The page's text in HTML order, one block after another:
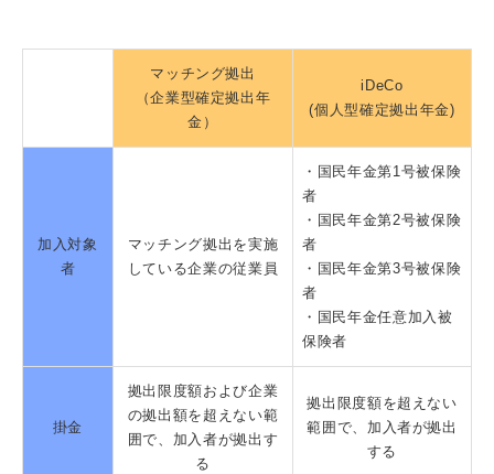
マッチング拠出
（企業型確定拠出年
金）
iDeCo
(個人型確定拠出年金)
加入対象
者
マッチング拠出を実施
している企業の従業員
・国民年金第1号被保険
者
・国民年金第2号被保険
者
・国民年金第3号被保険
者
・国民年金任意加入被
保険者
掛金
拠出限度額および企業
の拠出額を超えない範
囲で、加入者が拠出す
る
拠出限度額を超えない
範囲で、加入者が拠出
する